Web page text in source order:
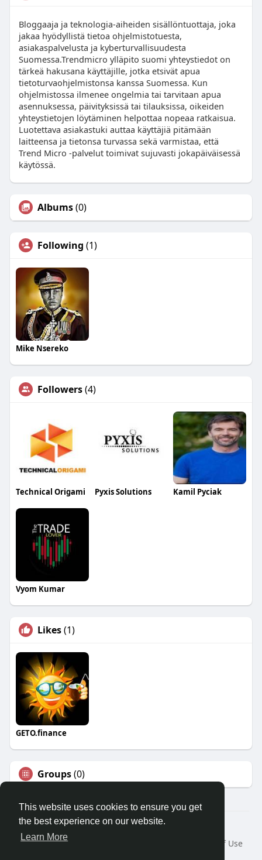
This website uses cookies to ensure you get
the best experience on our website.
Learn More
Bloggaaja ja teknologia-aiheiden sisällöntuottaja, joka
jakaa hyödyllistä tietoa ohjelmistotuesta,
asiakaspalvelusta ja kyberturvallisuudesta
Suomessa.Trendmicro ylläpito suomi yhteystiedot on
tärkeä hakusana käyttäjille, jotka etsivät apua
tietoturvaohjelmistonsa kanssa Suomessa. Kun
ohjelmistossa ilmenee ongelmia tai tarvitaan apua
asennuksessa, päivityksissä tai tilauksissa, oikeiden
yhteystietojen löytäminen helpottaa nopeaa ratkaisua.
Luotettava asiakastuki auttaa käyttäjiä pitämään
laitteensa ja tietonsa turvassa sekä varmistaa, että
Trend Micro -palvelut toimivat sujuvasti jokapäiväisessä
käytössä.
Albums(0)
Following (1)
Mike Nsereko
Followers(4)
Technical Origami Pyxis Solutions Kamil Pyciak
Vyom Kumar
Likes(1)
GETO.finance
Groups(0)
Â© 2026 GETO Space
Home
About
Terms of Use